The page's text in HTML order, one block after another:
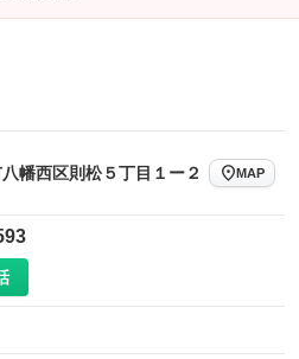
幡西区則松５丁目１ー２
MAP